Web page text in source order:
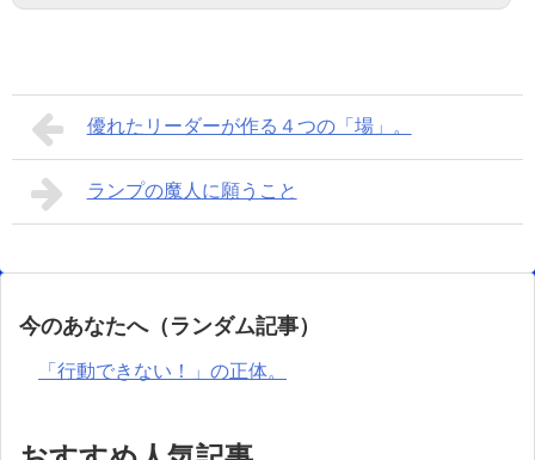
優れたリーダーが作る４つの「場」。
ランプの魔人に願うこと
今のあなたへ（ランダム記事）
「行動できない！」の正体。